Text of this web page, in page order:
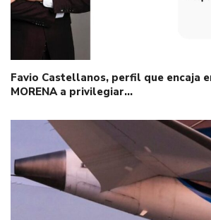
Favio Castellanos, perfil que encaja
MORENA a privilegiar…